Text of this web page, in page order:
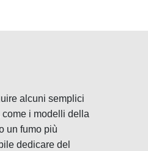
alcuni semplici
i modelli della
un fumo più
dedicare del